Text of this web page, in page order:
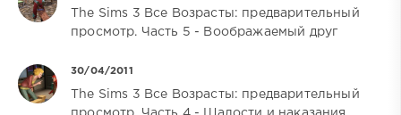
The Sims 3 Все Возрасты: предварительный
просмотр. Часть 5 - Воображаемый друг
30/04/2011
The Sims 3 Все Возрасты: предварительный